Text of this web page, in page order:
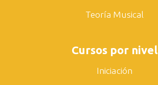
Teoría Musical
Cursos por nivel
Iniciación